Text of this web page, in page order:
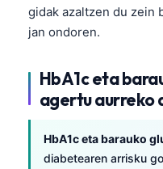
gidak azaltzen du zein
jan ondoren.
HbA1c eta
agertu aurreko
HbA1c eta barauko
diabetearen arrisku